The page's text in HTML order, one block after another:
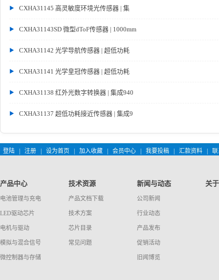
CXHA31145 高灵敏度环境光传感器 | 集
CXHA31143SD 微型dToF传感器 | 1000mm
CXHA31142 光学导航传感器 | 超低功耗
CXHA31141 光学皇冠传感器 | 超低功耗
CXHA31138 红外光数字转换器 | 集成940
CXHA31137 超低功耗接近传感器 | 集成9
登陆 注册 设为首页 加入收藏 会员中心 我要投稿 汇款资料
产品中心
电池管理与充电
LED驱动芯片
电机与驱动
模拟与混合信号
微控制器与存储
技术资源
产品文档下载
技术方案
芯片目录
常见问题
新闻与动态
公司新闻
行业动态
产品发布
促销活动
旧闻博览
关